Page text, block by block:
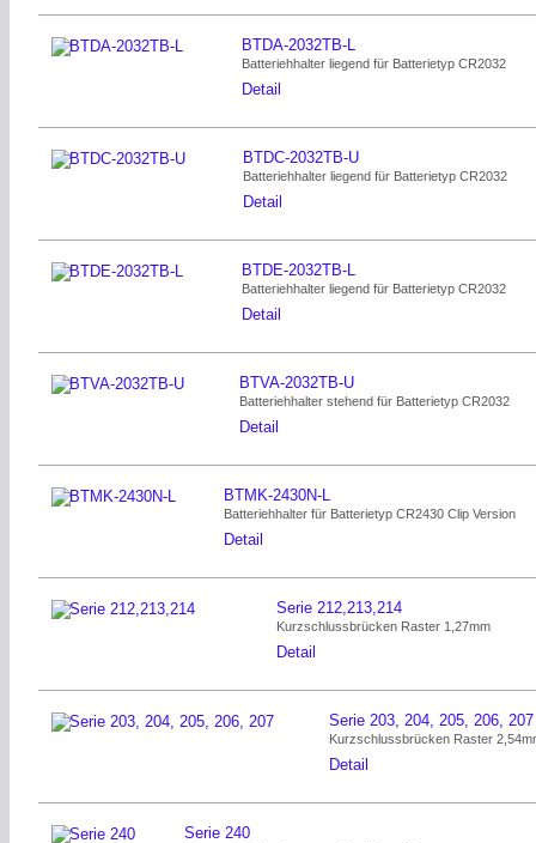
BTDA-2032TB-L
Batteriehhalter liegend für Batterietyp CR2032
Detail
BTDC-2032TB-U
Batteriehhalter liegend für Batterietyp CR2032
Detail
BTDE-2032TB-L
Batteriehhalter liegend für Batterietyp CR2032
Detail
BTVA-2032TB-U
Batteriehhalter stehend für Batterietyp CR2032
Detail
BTMK-2430N-L
Batteriehhalter für Batterietyp CR2430 Clip Version
Detail
Serie 212,213,214
Kurzschlussbrücken Raster 1,27mm
Detail
Serie 203, 204, 205, 206, 207
Kurzschlussbrücken Raster
Detail
Serie 240